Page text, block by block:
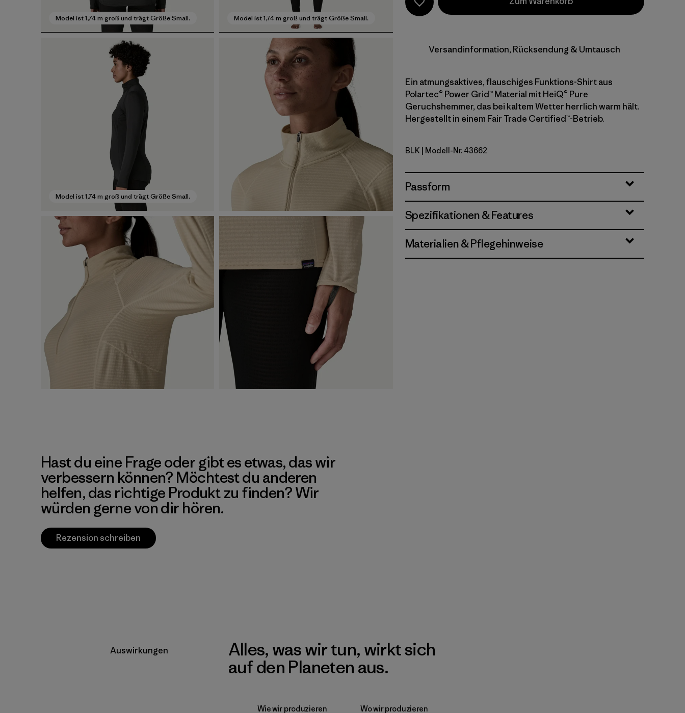
Model ist 1,74 m groß und trägt Größe Small. Model ist 1,74 m groß und trägt Größe Small.
Model ist 1,74 m groß und trägt Größe Small.
Versandinformation, Rücksendung & Umtausch
Ein atmungsaktives, flauschiges Funktions-Shirt aus
Polartec® Power Grid™ Material mit HeiQ® Pure
Geruchshemmer, das bei kaltem Wetter herrlich warm hält.
Hergestellt in einem Fair Trade Certified™-Betrieb.
Black
BLK | Modell-Nr. 43662
Passform
Spezifikationen & Features
Materialien & Pflegehinweise
Hast du eine Frage oder gibt es etwas, das wir
verbessern können? Möchtest du anderen
helfen, das richtige Produkt zu finden? Wir
würden gerne von dir hören.
Rezension schreiben
Auswirkungen
Alles, was wir tun, wirkt sich
auf den Planeten aus.
Wie wir produzieren Wo wir produzieren